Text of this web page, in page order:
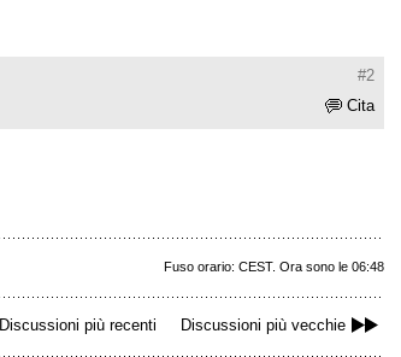
#2
Cita
Fuso orario: CEST. Ora sono le 06:48
Discussioni più recenti Discussioni più vecchie